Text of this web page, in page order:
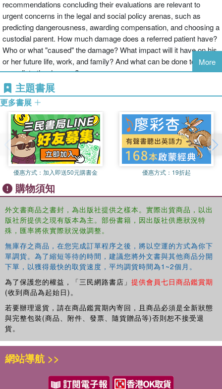
recommendations concluding their evaluations are relevant to
urgent concerns in the legal and social policy arenas, such as
predicting dangerousness, awarding compensation, and choosing a
custodial parent. How much damage does a referred patient have?
Who or what "caused" the damage? What impact will it have on his
or her future life, work, and family? And what can be done to
remediate the damage?
The purpose of this book is to providesound objectivemethods for
answering these questions. It integrates the knowledge of
experienced practitioners who offer state-of-the-art summaries of
the best current approaches to evaluating difficult cases with that of
basic theorists who describe emerging methods in both predictive
and inferential statistics, such as Bayesian networks, that have
proven their value in other scientific fields. Arguably, the enterprise
of psychological assessment is so interdependent with that of data
analysis that attempts to make inferences without consideration of
statistical implications is malpractice.Prediction in Forensic and
Neuropsychology: Sound Statistical Practicesclarifies the process
of hypothesis testing and helps to push the clinical interpretation of
psychological data into the 21st century. It constitutes a vital
resource for all the stakeholders in the assessment process--
practitioners, researchers, attorneys, and policymakers.
More
主題書展
更多書展
優惠方式： 加入即送50元購書金 優惠方式： 19折起
購物須知
外文書商品之書封，為出版社提供之樣本。實際出貨商品，以出
版社所提供之現有版本為主。部份書籍，因出版社供應狀況特
殊，匯率將依實際狀況做調整。
無庫存之商品，在您完成訂單程序之後，將以空運的方式為你下
單調貨。為了縮短等待的時間，建議您將外文書與其他商品分開
下單，以獲得最快的取貨速度，平均調貨時間為1~2個月。
為了保護您的權益，「三民網路書店」 提供會員七日商品鑑賞期
(收到商品為起始日)。
若要辦理退貨，請在商品鑑賞期內寄回，且商品必須是全新狀態
與完整包裝(商品、附件、發票、隨貨贈品等)否則恕不接受退
貨。
網站導航 >>